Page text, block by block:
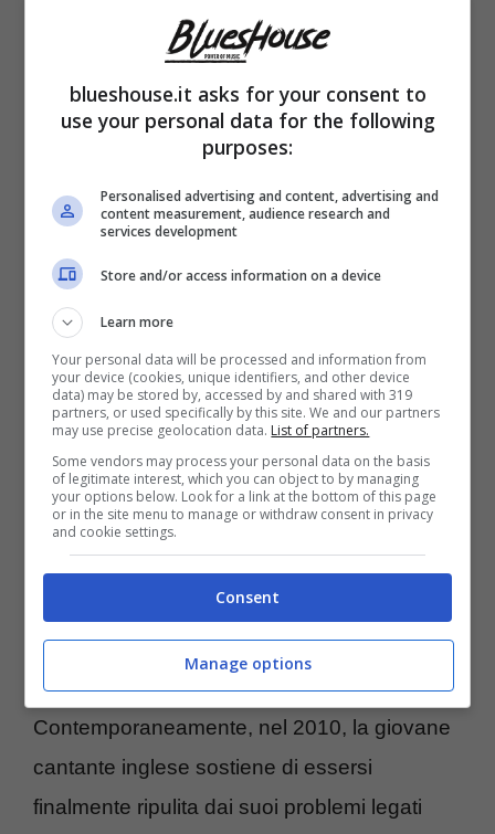
Anche negli Stati Uniti Amy diviene sempre
a entrre in numerose Top Ten pur non
essendo stato realizzato da una cantante
statunitense.
Il terzo singolo estratto sempre da
quell’album,Back To Black, riuscirà a
ottenere un enorme successo: grazie a
questo lavoro Amy vince i premiRecord of
the Year,Song of the YeareBest Female
Pop Vocal PerformanceperRehab
due Grammy Awardsper il disco.
Il successo e la morte improvvisa
Il successo di Amy Winehouse diventa quindi
planetario e la cantante organizza svariate
tournée in tutto il mondo.
Contemporaneamente, nel 2010, la giovane
cantante inglese sostiene di essersi
finalmente ripulita dai suoi problemi legati
blueshouse.it asks for your consent to
use your personal data for the following
purposes:
Personalised advertising and content, advertising and
content measurement, audience research and
services development
Store and/or access information on a device
Learn more
Your personal data will be processed and information from
your device (cookies, unique identifiers, and other device
data) may be stored by, accessed by and shared with 319
partners, or used specifically by this site. We and our partners
may use precise geolocation data. List of partners.
Some vendors may process your personal data on the basis
of legitimate interest, which you can object to by managing
your options below. Look for a link at the bottom of this page
or in the site menu to manage or withdraw consent in privacy
and cookie settings.
Consent
Manage options